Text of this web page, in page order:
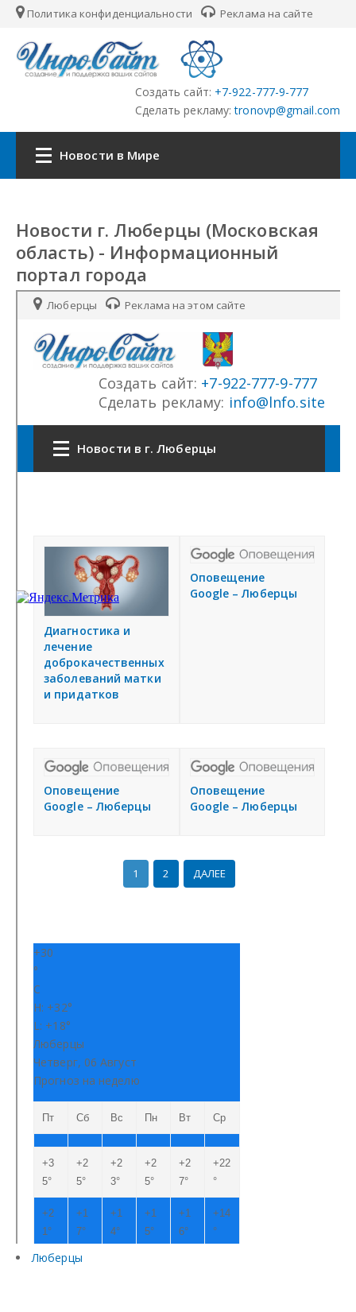
Политика конфиденциальности Реклама на сайте
Создать сайт: +7-922-777-9-777
Сделать рекламу: tronovp@gmail.com
Новости в Мире
ЦФО
ПФО
УФО
СКФО
Заказать создание сайта
Наши сайты
Новости г. Люберцы (Московская
область) - Информационный
портал города
Люберцы